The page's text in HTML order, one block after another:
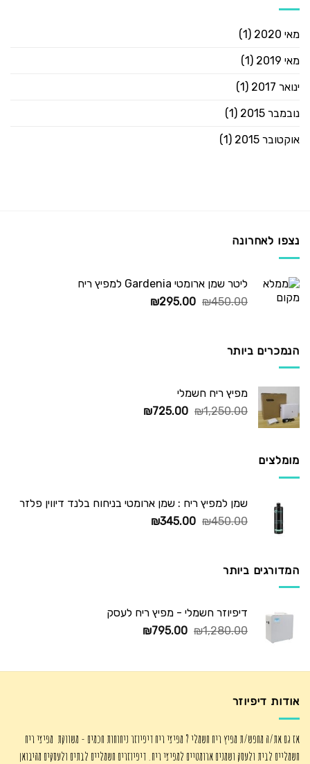
מאי 2020
(1)
מאי 2019
(1)
ינואר 2017
(1)
נובמבר 2015
(1)
אוקטובר 2015
(1)
נצפו לאחרונה
ליטר שמן ארומטי Gardenia למפיץ ריח
₪450.00
המחיר
₪295.00
המחיר
הנמכרים ביותר
מפיץ ריח חשמלי
₪1,250.00
המחיר
₪725.00
המחיר
מומלצים
שמן למפיץ ריח : שמן ארומטי בניחוח בלנד דיווין פלזר
₪450.00
המחיר
₪345.00
המחיר
המדורגים ביותר
דיפיוזר חשמלי - מפיץ ריח לעסק
₪1,280.00
המחיר
₪1,280.00.
₪795.00
המחיר
₪795.00.
אודות דיפיוזר
אז גם את/ה מחפש/ת מפיץ ריח חשמלי ? מפיצי ריח דיפיוזר ניחוחות חכמים - משווקת מפיצי ריח
חשמליים לבית ולעסק ושמנים ארומטיים למפיצי ריח. דיפיוזרים חשמליים לבתים ולעסקים מהיבואן